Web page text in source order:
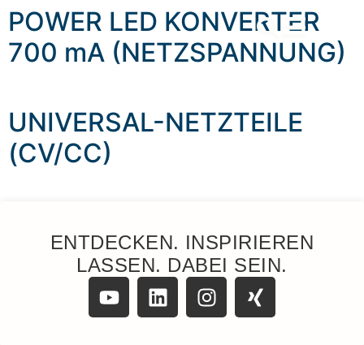
content
POWER LED KONVERTER
700 mA (NETZSPANNUNG)
UNIVERSAL-NETZTEILE
(CV/CC)
ENTDECKEN. INSPIRIEREN
LASSEN. DABEI SEIN.